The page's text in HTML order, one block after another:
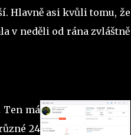
Hlavně asi kvůli tomu, že
v neděli od rána zvláštně
má
24